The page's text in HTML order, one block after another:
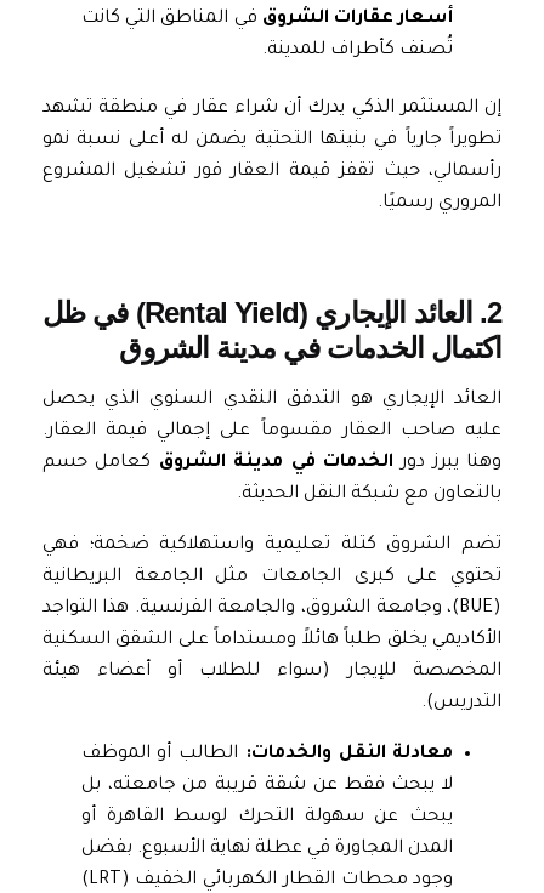
أسعار عقارات الشروقفي المناطق التي كانت
تُصنف كأطراف للمدينة.
إن المستثمر الذكي يدرك أن شراء عقار في منطقة تشهد
تطويراً جارياً في بنيتها التحتية يضمن له أعلى نسبة نمو
رأسمالي، حيث تقفز قيمة العقار فور تشغيل المشروع
المروري رسميًا.
2. العائد الإيجاري (Rental Yield) في ظل
اكتمال الخدمات في مدينة الشروق
العائد الإيجاري هو التدفق النقدي السنوي الذي يحصل
عليه صاحب العقار مقسوماً على إجمالي قيمة العقار.
وهنا يبرز دورالخدمات في مدينة الشروقكعامل حسم
بالتعاون مع شبكة النقل الحديثة.
تضم الشروق كتلة تعليمية واستهلاكية ضخمة؛ فهي
تحتوي على كبرى الجامعات مثل الجامعة البريطانية
(BUE)، وجامعة الشروق، والجامعة الفرنسية. هذا التواجد
الأكاديمي يخلق طلباً هائلاً ومستداماً على الشقق السكنية
المخصصة للإيجار (سواء للطلاب أو أعضاء هيئة
التدريس).
معادلة النقل والخدمات:الطالب أو الموظف
لا يبحث فقط عن شقة قريبة من جامعته، بل
يبحث عن سهولة التحرك لوسط القاهرة أو
المدن المجاورة في عطلة نهاية الأسبوع. بفضل
وجود محطات القطار الكهربائي الخفيف (LRT)